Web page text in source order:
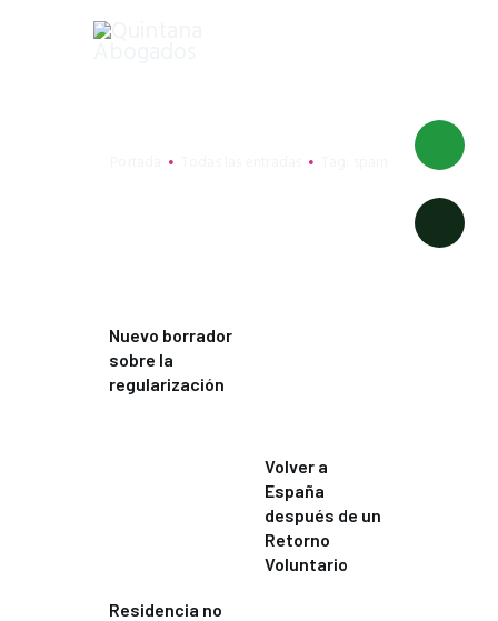
Nuevo borrador
sobre la
regularización
Volver a
España
después de un
Retorno
Voluntario
Residencia no